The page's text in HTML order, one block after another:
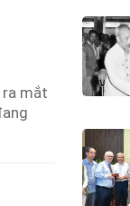
ra mắt